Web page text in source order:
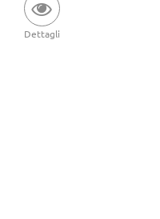
Dettagli